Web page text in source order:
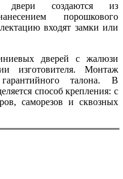
двери создаются из
порошкового
входят замки или
дверей с жалюзи
изготовителя. Монтаж
гарантийного талона. В
способ крепления: с
саморезов и сквозных